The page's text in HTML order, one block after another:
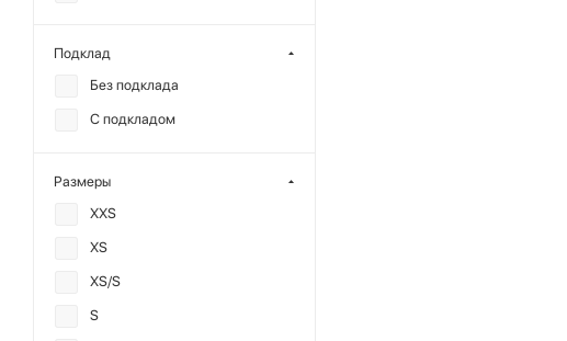
Подклад
Без подклада
С подкладом
Размеры
XXS
XS
XS/S
S